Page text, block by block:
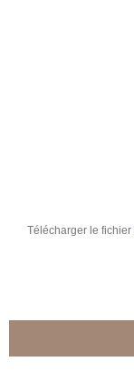
Télécharger le fichier